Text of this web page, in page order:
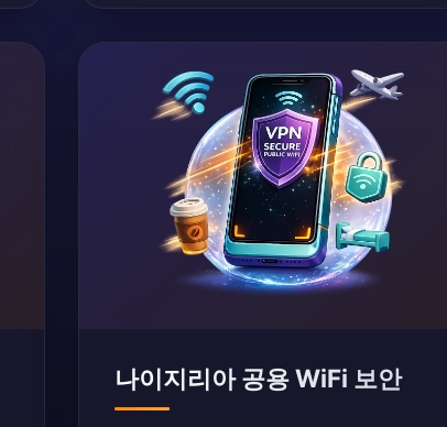
나이지리아 공용 WiFi 보안